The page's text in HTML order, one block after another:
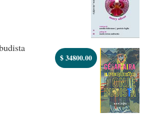
$34800.00